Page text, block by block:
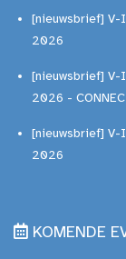
[nieuwsbrief] V-
2026
[nieuwsbrief]
2026 -
[nieuwsbrief]
2026
KOMENDE